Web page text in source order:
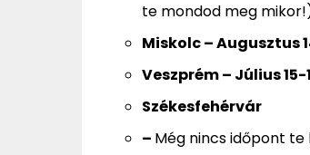
te mondod meg
Miskolc– Augusztus
Veszprém– Július 15-
Székesfehérvár
– Még nincs időpont